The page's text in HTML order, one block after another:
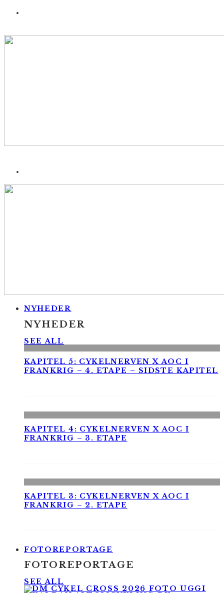
NYHEDER
NYHEDER
SEE ALL
KAPITEL 5: CYKELNERVEN X AOC I
FRANKRIG – 4. ETAPE – SIDSTE KAPITEL
KAPITEL 4: CYKELNERVEN X AOC I
FRANKRIG – 3. ETAPE
KAPITEL 3: CYKELNERVEN X AOC I
FRANKRIG – 2. ETAPE
FOTOREPORTAGE
FOTOREPORTAGE
SEE ALL